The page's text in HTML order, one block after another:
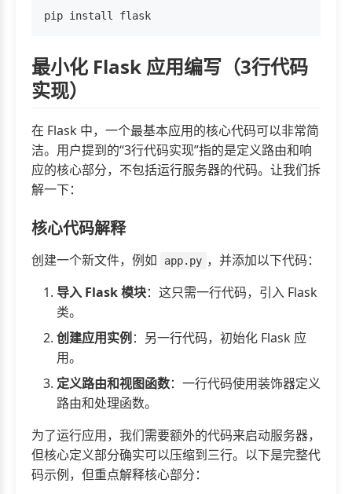
最小化 Flask 应用编写（3行代码
实现）
在 Flask 中，一个最基本应用的核心代码可以非常简
洁。用户提到的“3行代码实现”指的是定义路由和响
应的核心部分，不包括运行服务器的代码。让我们拆
解一下：
核心代码解释
创建一个新文件，例如 app.py ，并添加以下代码：
导入 Flask 模块：这只需一行代码，引入 Flask
类。
创建应用实例 ：另一行代码，初始化 Flask 应
用。
定义路由和视图函数：一行代码使用装饰器定义
路由和处理函数。
为了运行应用，我们需要额外的代码来启动服务器，
但核心定义部分确实可以压缩到三行。以下是完整代
码示例，但重点解释核心部分：